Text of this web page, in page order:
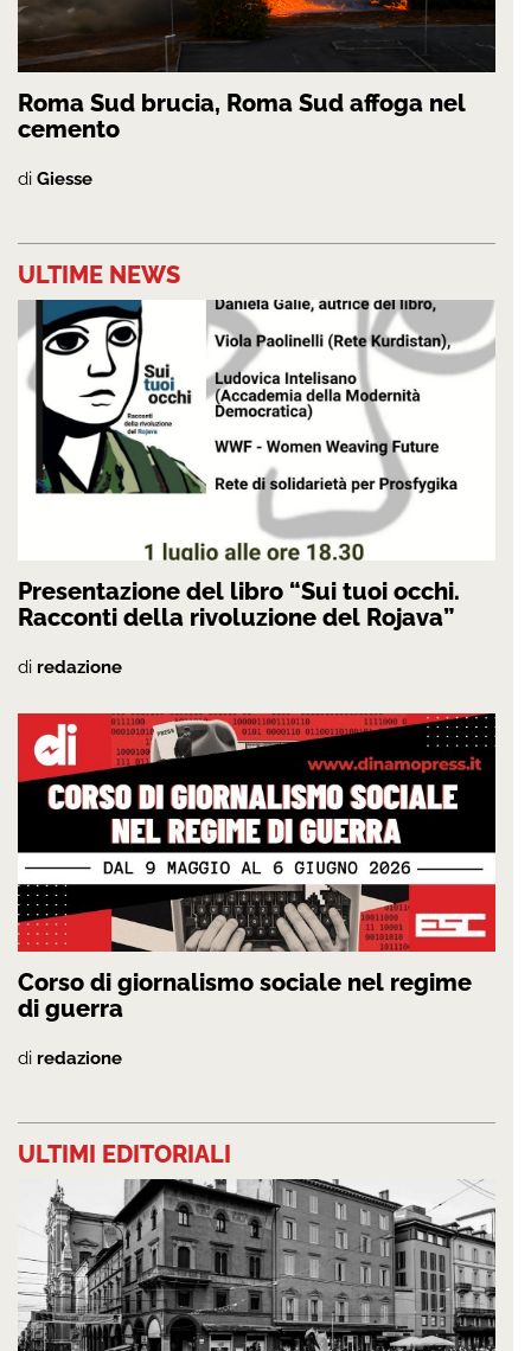
Roma Sud brucia, Roma Sud affoga nel
cemento
di Giesse
ULTIME NEWS
Presentazione del libro “Sui tuoi occhi.
Racconti della rivoluzione del Rojava”
di redazione
Corso di giornalismo sociale nel regime
di guerra
di redazione
ULTIMI EDITORIALI